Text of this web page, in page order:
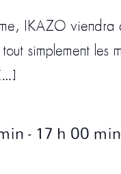
IKAZO viendra
simplement
- 17 h 00 min